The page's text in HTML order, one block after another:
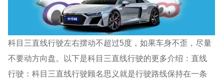
科目三直线行驶左右摆动不超过5度，如果车身不歪，尽量
不要动方向盘。以下是科目三直线行驶的更多介绍：直线
行驶：科目三直线行驶顾名思义就是行驶路线保持在一条